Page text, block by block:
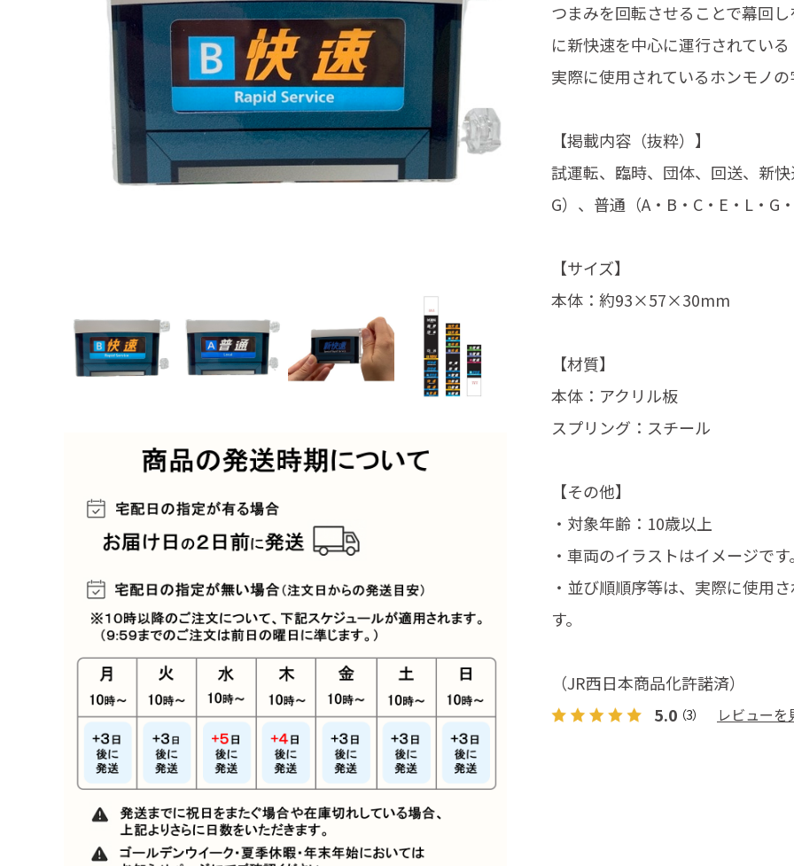
つまみを回転させることで幕回
に新快速を中心に運行されてい
実際に使用されているホンモノ
【掲載内容（抜粋）】
試運転、臨時、団体、回送、新
G）、普通（A・B・C・E・L・G
【サイズ】
本体：約93×57×30mm
【材質】
本体：アクリル板
スプリング：スチール
【その他】
・対象年齢：10歳以上
・車両のイラストはイメージです。
・並び順順序等は、実際に使用
す。
（JR西日本商品化許諾済）
5.0 （3） レビューを